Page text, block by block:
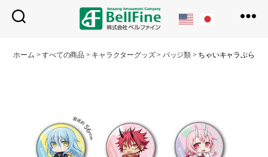
フ
ホーム >すべての商品 > キャラクターグッズ> バッジ類> ちゃいキャラぷらす